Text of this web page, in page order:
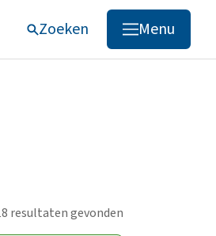
Zoeken
Menu
Zoeken
resultaten gevonden